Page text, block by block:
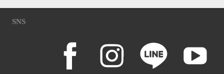
SNS